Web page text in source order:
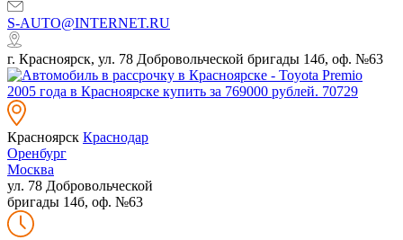
S-AUTO@INTERNET.RU
г. Красноярск, ул. 78 Добровольческой бригады 14б, оф. №63
Красноярск Краснодар
Оренбург
Москва
ул. 78 Добровольческой
бригады 14б, оф. №63